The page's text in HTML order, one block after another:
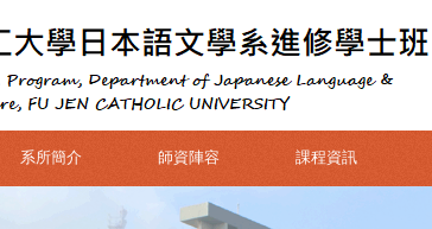
系所簡介 師資陣容 課程資訊